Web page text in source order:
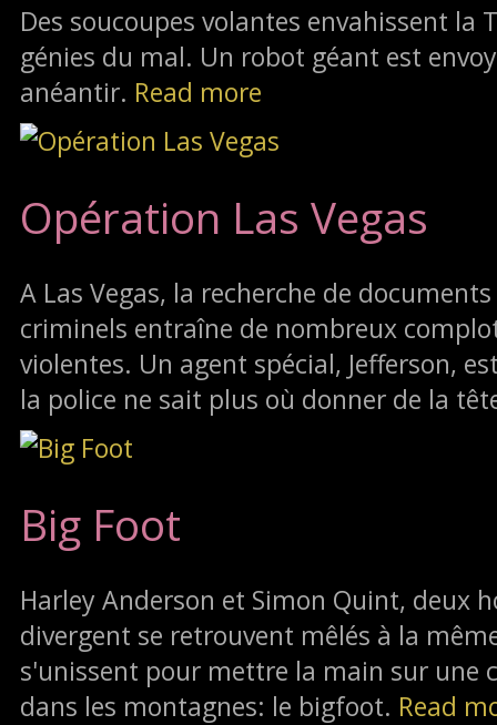
Des soucoupes volantes envahissent la
génies du mal. Un robot géant est
anéantir. Read more
Opération Las Vegas
A Las Vegas, la recherche de
criminels entraîne de nombreux
violentes. Un agent spécial, Jefferson,
la police ne sait plus où donner de la
Big Foot
Harley Anderson et Simon Quint, deux
divergent se retrouvent mêlés à la
s'unissent pour mettre la main sur une
dans les montagnes: le bigfoot. Read